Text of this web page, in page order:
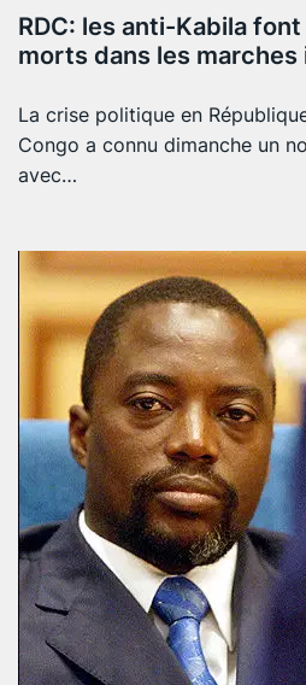
RDC: les anti-Kabila
morts dans les
La crise politique en
Congo a connu dimanche un
avec…